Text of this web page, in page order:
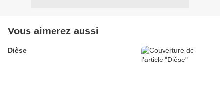
Vous aimerez aussi
Dièse